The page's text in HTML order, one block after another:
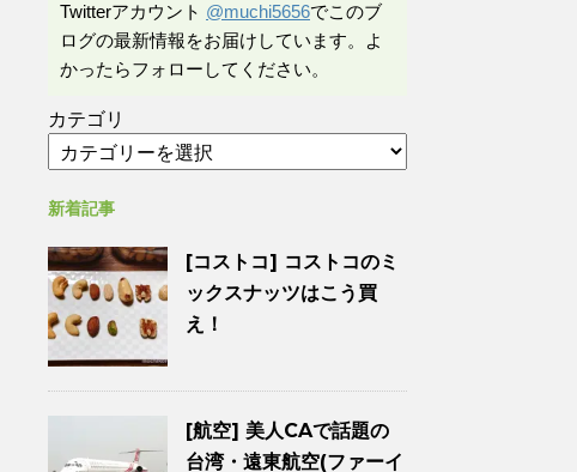
Twitterアカウント @muchi5656でこのブ
ログの最新情報をお届けしています。よ
かったらフォローしてください。
カテゴリ
新着記事
[コストコ] コストコのミ
ックスナッツはこう買
え！
[航空] 美人CAで話題の
台湾・遠東航空(ファーイ